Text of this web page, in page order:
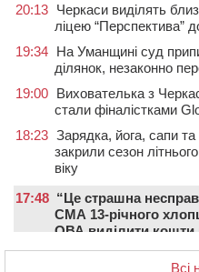
20:13 Черкаси виділять
ліцею “Перспектива”
19:34 На Уманщині суд
ділянок, незаконно
19:00 Вихователька з Черкас
стали фіналістками
18:23 Зарядка, йога, сапи
закрили сезон
віку
17:48 “Це страшна
СМА 13-річного
ОВА виділити кошти
На Уманщині
Всі